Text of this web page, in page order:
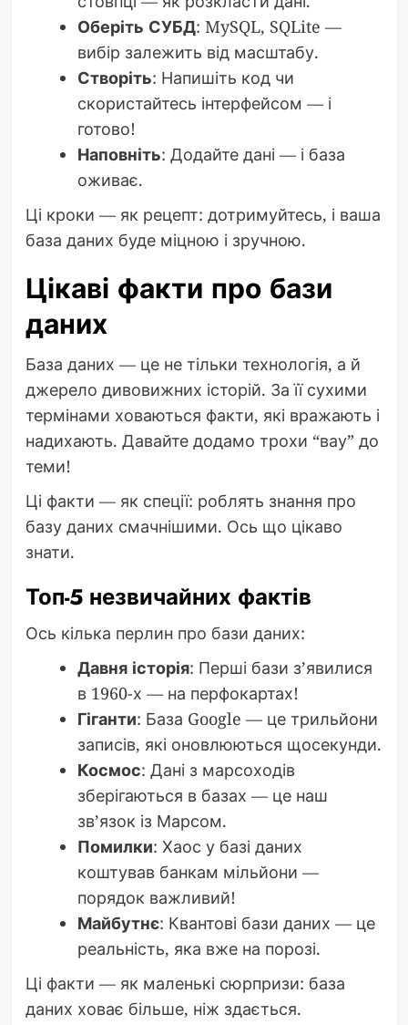
Оберіть СУБД: MySQL, SQLite —
вибір залежить від масштабу.
Створіть: Напишіть код чи
скористайтесь інтерфейсом — і
готово!
Наповніть: Додайте дані — і база
оживає.
Ці кроки — як рецепт: дотримуйтесь, і ваша
база даних буде міцною і зручною.
Цікаві факти про бази
даних
База даних — це не тільки технологія, а й
джерело дивовижних історій. За її сухими
термінами ховаються факти, які вражають і
надихають. Давайте додамо трохи “вау” до
теми!
Ці факти — як спеції: роблять знання про
базу даних смачнішими. Ось що цікаво
знати.
Топ-5 незвичайних фактів
Ось кілька перлин про бази даних:
Давня історія: Перші бази з’явилися
в 1960-х — на перфокартах!
Гіганти: База Google — це трильйони
записів, які оновлюються щосекунди.
Космос: Дані з марсоходів
зберігаються в базах — це наш
зв’язок із Марсом.
Помилки: Хаос у базі даних
коштував банкам мільйони —
порядок важливий!
Майбутнє: Квантові бази даних — це
реальність, яка вже на порозі.
Ці факти — як маленькі сюрпризи: база
даних ховає більше, ніж здається.